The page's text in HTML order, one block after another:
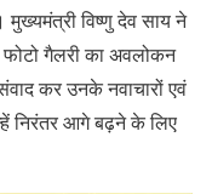
विष्णु देव साय ने
फोटो गैलरी का अवलोकन
कर उनके नवाचारों एवं
निरंतर आगे बढ़ने के लिए